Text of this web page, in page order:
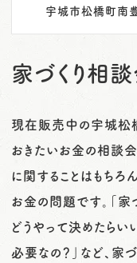
宇城市松橋町南
家づくり相
現在販売中の宇城松
おきたいお金の相談会
に関することはもちろ
お金の問題です。「家
どうやって決めたらい
必要なの？」など、家